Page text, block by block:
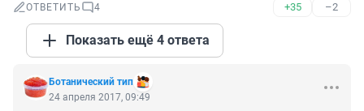
ОТВЕТИТЬ 4 +35 –2
Показать ещё 4 ответа
Ботанический тип
24 апреля 2017, 09:49